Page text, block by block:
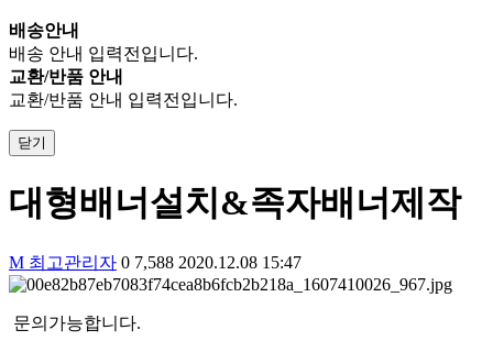
배송안내
배송 안내 입력전입니다.
교환/반품 안내
교환/반품 안내 입력전입니다.
닫기
대형배너설치&족자배너제작
M 최고관리자 0 7,588 2020.12.08 15:47
문의가능합니다.